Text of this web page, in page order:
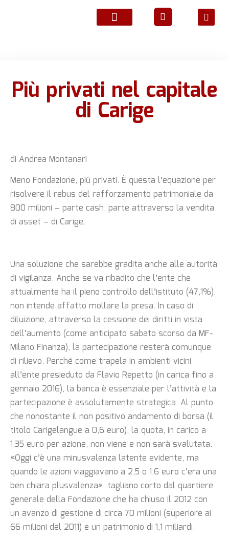
Più privati nel capitale
di Carige
di Andrea Montanari
Meno Fondazione, più privati. È questa l’equazione per
risolvere il rebus del rafforzamento patrimoniale da
800 milioni – parte cash, parte attraverso la vendita
di asset – di Carige.
Una soluzione che sarebbe gradita anche alle autorità
di vigilanza. Anche se va ribadito che l’ente che
attualmente ha il pieno controllo dell’istituto (47,1%),
non intende affatto mollare la presa. In caso di
diluizione, attraverso la cessione dei diritti in vista
dell’aumento (come anticipato sabato scorso da MF-
Milano Finanza), la partecipazione resterà comunque
di rilievo. Perché come trapela in ambienti vicini
all’ente presieduto da Flavio Repetto (in carica fino a
gennaio 2016), la banca è essenziale per l’attività e la
partecipazione è assolutamente strategica. Al punto
che nonostante il non positivo andamento di borsa (il
titolo Carigelangue a 0,6 euro), la quota, in carico a
1,35 euro per azione, non viene e non sarà svalutata.
«Oggi c’è una minusvalenza latente evidente, ma
quando le azioni viaggiavano a 2,5 o 1,6 euro c’era una
ben chiara plusvalenza», tagliano corto dal quartiere
generale della Fondazione che ha chiuso il 2012 con
un avanzo di gestione di circa 70 milioni (superiore ai
66 milioni del 2011) e un patrimonio di 1,1 miliardi.